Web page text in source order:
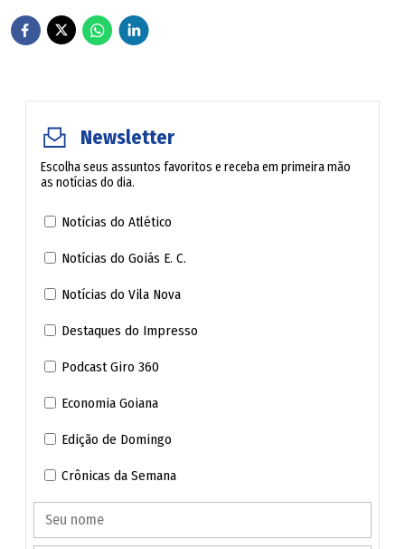
(Arte)
Prefeitura vê reequilíbrio de contratos; estado
aguarda regra
Os impactos do fim da escala 6x1 ainda são vistos com
cautela por entes públicos, devido à possibilidade de
mudanças. A Proposta de Emenda à Constituição (PEC)
Câmara dos Deputados, mas ainda será analisada pelo
Senado.
<br />
Na Prefeitura de Goiânia, não há expectativa de alteração
na jornada de trabalho, pois a carga horária já está dentro
Newsletter
Escolha seus assuntos favoritos e receba em primeira mão
as notícias do dia.
Notícias do Atlético
Notícias do Goiás E. C.
Notícias do Vila Nova
Destaques do Impresso
Podcast Giro 360
Economia Goiana
Edição de Domingo
Crônicas da Semana